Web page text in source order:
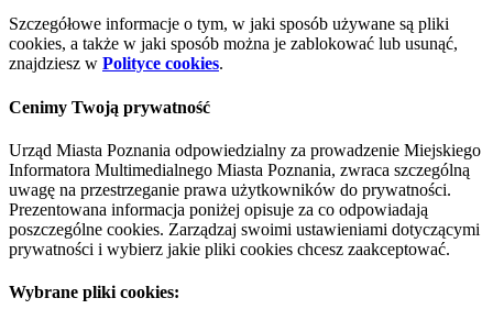
Szczegółowe informacje o tym, w jaki sposób używane są pliki
cookies, a także w jaki sposób można je zablokować lub usunąć,
znajdziesz w Polityce cookies.
Cenimy Twoją prywatność
Urząd Miasta Poznania odpowiedzialny za prowadzenie Miejskiego
Informatora Multimedialnego Miasta Poznania, zwraca szczególną
uwagę na przestrzeganie prawa użytkowników do prywatności.
Prezentowana informacja poniżej opisuje za co odpowiadają
poszczególne cookies. Zarządzaj swoimi ustawieniami dotyczącymi
prywatności i wybierz jakie pliki cookies chcesz zaakceptować.
Wybrane pliki cookies: